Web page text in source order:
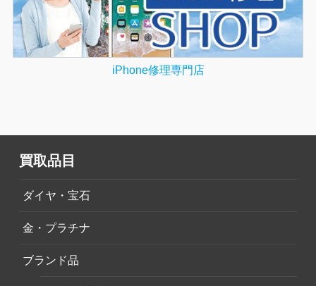
iPhone修理専門店
買取品目
ダイヤ・宝石
金・プラチナ
ブランド品